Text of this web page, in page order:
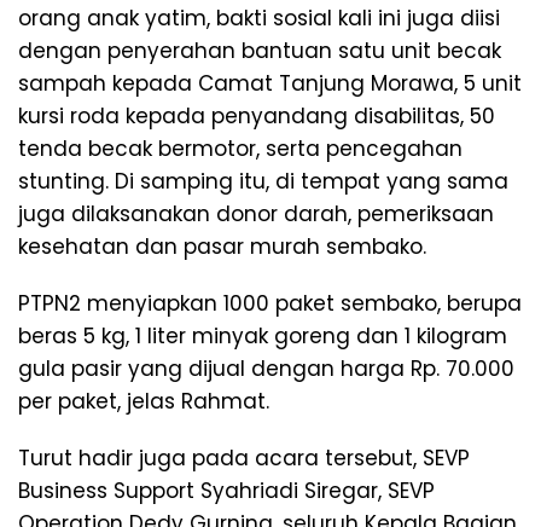
orang anak yatim, bakti sosial kali ini juga diisi
dengan penyerahan bantuan satu unit becak
sampah kepada Camat Tanjung Morawa, 5 unit
kursi roda kepada penyandang disabilitas, 50
tenda becak bermotor, serta pencegahan
stunting. Di samping itu, di tempat yang sama
juga dilaksanakan donor darah, pemeriksaan
kesehatan dan pasar murah sembako.
PTPN2 menyiapkan 1000 paket sembako, berupa
beras 5 kg, 1 liter minyak goreng dan 1 kilogram
gula pasir yang dijual dengan harga Rp. 70.000
per paket, jelas Rahmat.
Turut hadir juga pada acara tersebut, SEVP
Business Support Syahriadi Siregar, SEVP